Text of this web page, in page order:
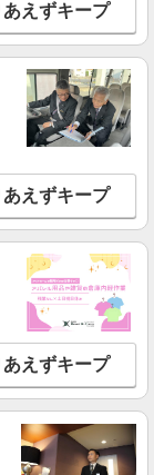
あえずキープ
あえずキープ
あえずキープ